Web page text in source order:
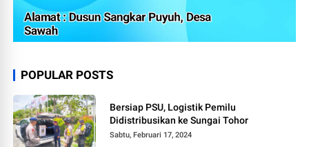
POPULAR POSTS
Bersiap PSU, Logistik Pemilu
Didistribusikan ke Sungai Tohor
Sabtu, Februari 17, 2024